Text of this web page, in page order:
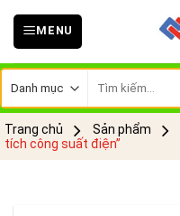
Skip
MENU
kiếm:
Trang chủ Sản phẩm
tích công suất điện”